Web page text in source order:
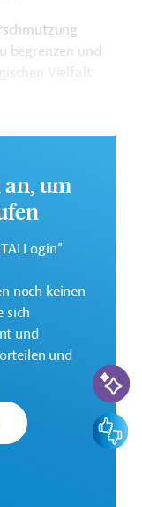
begrenzen und
Vielfalt
und
in
mit dem
um
Login"
noch keinen
sich
und
und
KI-